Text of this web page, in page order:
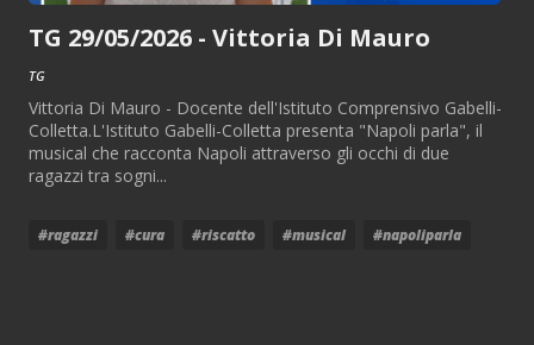
TG 29/05/2026 - Vittoria Di Mauro
TG
Vittoria Di Mauro - Docente dell'Istituto Comprensivo Gabelli-
Colletta.L'Istituto Gabelli-Colletta presenta "Napoli parla", il
musical che racconta Napoli attraverso gli occhi di due
ragazzi tra sogni...
#ragazzi #cura #riscatto #musical #napoliparla